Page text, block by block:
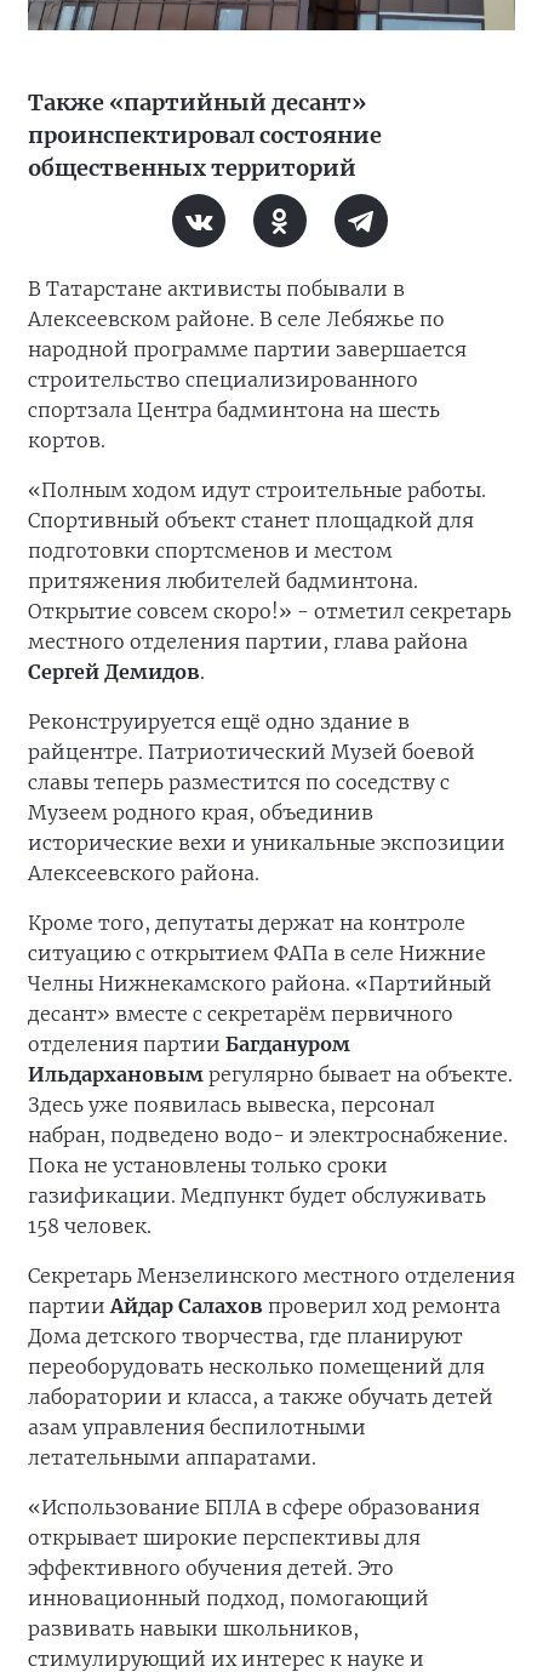
Также «партийный десант»
проинспектировал состояние
общественных территорий
В Татарстане активисты побывали в
Алексеевском районе. В селе Лебяжье по
народной программе партии завершается
строительство специализированного
спортзала Центра бадминтона на шесть
кортов.
«Полным ходом идут строительные работы.
Спортивный объект станет площадкой для
подготовки спортсменов и местом
притяжения любителей бадминтона.
Открытие совсем скоро!» - отметил секретарь
местного отделения партии, глава района
Сергей Демидов.
Реконструируется ещё одно здание в
райцентре. Патриотический Музей боевой
славы теперь разместится по соседству с
Музеем родного края, объединив
исторические вехи и уникальные экспозиции
Алексеевского района.
Кроме того, депутаты держат на контроле
ситуацию с открытием ФАПа в селе Нижние
Челны Нижнекамского района. «Партийный
десант» вместе с секретарём первичного
отделения партии Багдануром
Ильдархановым регулярно бывает на объекте.
Здесь уже появилась вывеска, персонал
набран, подведено водо- и электроснабжение.
Пока не установлены только сроки
газификации. Медпункт будет обслуживать
158 человек.
Секретарь Мензелинского местного отделения
партииАйдар Салахов проверил ход ремонта
Дома детского творчества, где планируют
переоборудовать несколько помещений для
лаборатории и класса, а также обучать детей
азам управления беспилотными
летательными аппаратами.
«Использование БПЛА в сфере образования
открывает широкие перспективы для
эффективного обучения детей. Это
инновационный подход, помогающий
развивать навыки школьников,
стимулирующий их интерес к науке и